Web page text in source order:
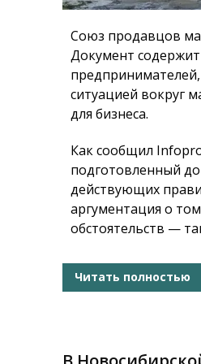
Союз продавцов
Документ
ситуацией вокруг
для бизнеса.
Как сообщил
подготовленный
действующих
аргументация о
обстоятельств —
Читать полностью